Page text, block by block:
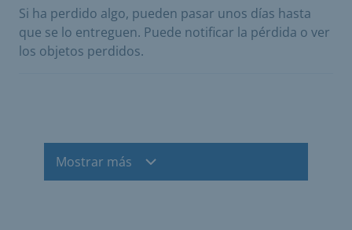
Si ha perdido algo, pueden pasar unos días hasta
que se lo entreguen. Puede notificar la pérdida o ver
los objetos perdidos.
Mostrar más